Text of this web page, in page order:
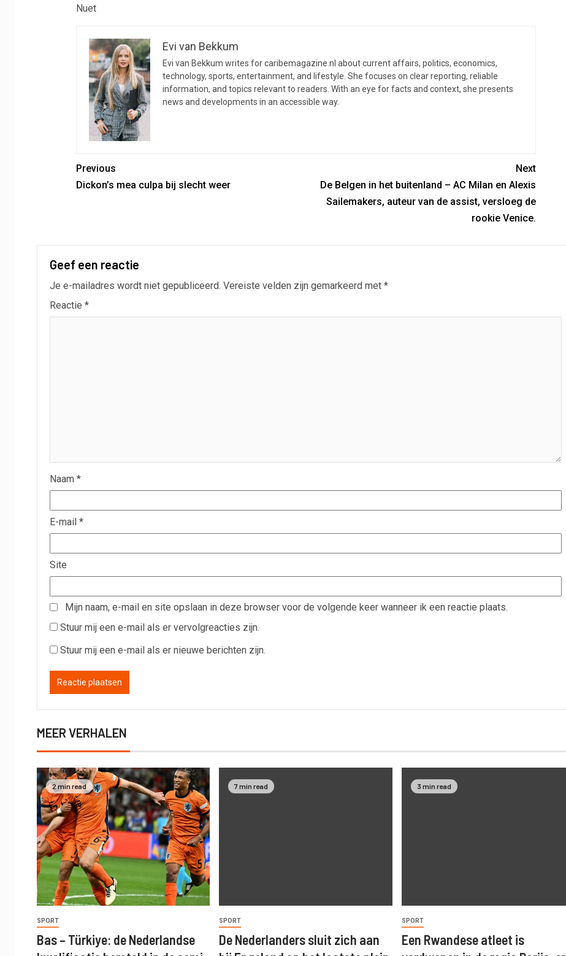
Evi van Bekkum
Evi van Bekkum writes for caribemagazine.nl about current affairs, politics, economics,
technology, sports, entertainment, and lifestyle. She focuses on clear reporting, reliable
information, and topics relevant to readers. With an eye for facts and context, she presents
news and developments in an accessible way.
Previous
Dickon’s mea culpa bij slecht weer
Next
De Belgen in het buitenland – AC Milan en Alexis
Sailemakers, auteur van de assist, versloeg de
rookie Venice.
Geef een reactie
Je e-mailadres wordt niet gepubliceerd. Vereiste velden zijn gemarkeerd met *
Reactie *
Naam *
E-mail *
Site
Mijn naam, e-mail en site opslaan in deze browser voor de volgende keer wanneer ik een reactie plaats.
Stuur mij een e-mail als er vervolgreacties zijn.
Stuur mij een e-mail als er nieuwe berichten zijn.
MEER VERHALEN
2 min read
SPORT
Bas – Türkiye: de Nederlandse
7 min read
SPORT
De Nederlanders sluit zich aan
3 min read
SPORT
Een Rwandese atleet is